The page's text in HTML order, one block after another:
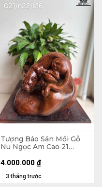
Tượng Báo Săn Mồi Gỗ
Nu Ngọc Am Cao 21
3 tháng trước
4.000.000 ₫